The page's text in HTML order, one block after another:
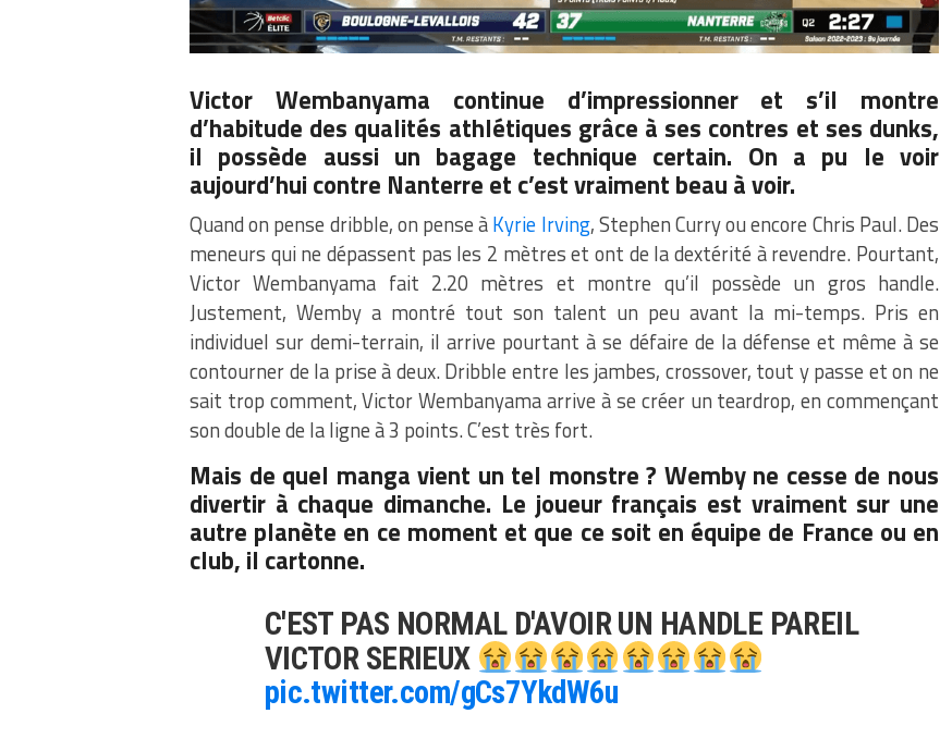
Victor Wembanyama continue d’impressionner et s’il montre
d’habitude des qualités athlétiques grâce à ses contres et ses dunks,
il possède aussi un bagage technique certain. On a pu le voir
aujourd’hui contre Nanterre et c’est vraiment beau à voir.
Quand on pense dribble, on pense àKyrie Irving, Stephen Curry ou encore Chris Paul. Des
meneurs qui ne dépassent pas les 2 mètres et ont de la dextérité à revendre. Pourtant,
Victor Wembanyama fait 2.20 mètres et montre qu’il possède un gros handle.
Justement, Wemby a montré tout son talent un peu avant la mi-temps. Pris en
individuel sur demi-terrain, il arrive pourtant à se défaire de la défense et même à se
contourner de la prise à deux. Dribble entre les jambes, crossover, tout y passe et on ne
sait trop comment, Victor Wembanyama arrive à se créer un teardrop, en commençant
son double de la ligne à 3 points. C’est très fort.
Mais de quel manga vient un tel monstre ? Wemby ne cesse de nous
divertir à chaque dimanche. Le joueur français est vraiment sur une
autre planète en ce moment et que ce soit en équipe de France ou en
club, il cartonne.
C'EST PAS NORMAL D'AVOIR UN HANDLE PAREIL
VICTOR SERIEUX
pic.twitter.com/gCs7YkdW6u